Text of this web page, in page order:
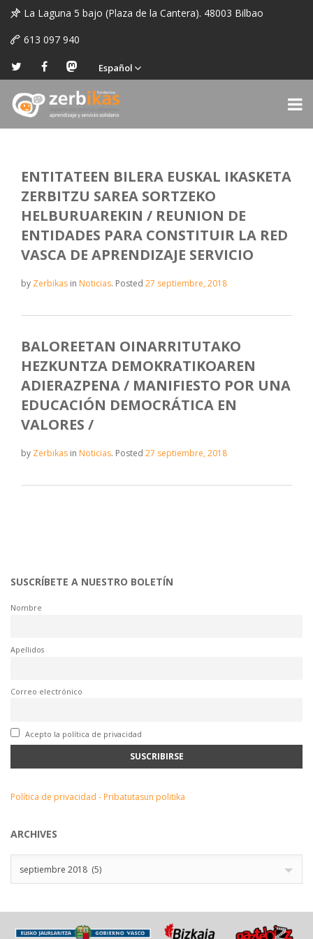
La Laguna 5 bajo (Plaza de la Cantera). 48003 Bilbao
613 097 940
Español
ENTITATEEN BILERA EUSKAL IKASKETA
ZERBITZU SAREA SORTZEKO
HELBURUAREKIN / REUNION DE
ENTIDADES PARA CONSTITUIR LA RED
VASCA DE APRENDIZAJE SERVICIO
by Zerbikas in Noticias. Posted 27 septiembre, 2018
BALOREETAN OINARRITUTAKO
HEZKUNTZA DEMOKRATIKOAREN
ADIERAZPENA / MANIFIESTO POR UNA
EDUCACIÓN DEMOCRÁTICA EN
VALORES /
by Zerbikas in Noticias. Posted 27 septiembre, 2018
SUSCRÍBETE A NUESTRO BOLETÍN
Nombre
Apellidos
Correo electrónico
Acepto la política de privacidad
Política de privacidad - Pribatutasun politika
ARCHIVES
septiembre 2018 (5)